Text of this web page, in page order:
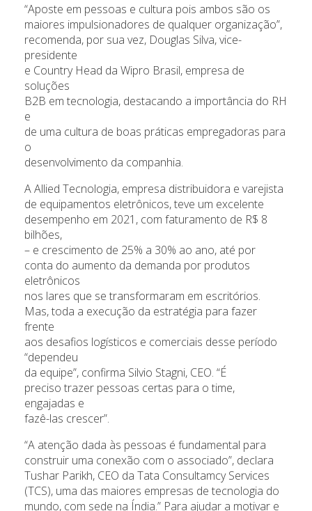
“Aposte em pessoas e cultura pois ambos são os
maiores impulsionadores de qualquer organização”,
recomenda, por sua vez, Douglas Silva, vice-
presidente
e Country Head da Wipro Brasil, empresa de
soluções
B2B em tecnologia, destacando a importância do RH
e
de uma cultura de boas práticas empregadoras para
o
desenvolvimento da companhia.
A Allied Tecnologia, empresa distribuidora e varejista
de equipamentos eletrônicos, teve um excelente
desempenho em 2021, com faturamento de R$ 8
bilhões,
– e crescimento de 25% a 30% ao ano, até por
conta do aumento da demanda por produtos
eletrônicos
nos lares que se transformaram em escritórios.
Mas, toda a execução da estratégia para fazer
frente
aos desafios logísticos e comerciais desse período
“dependeu
da equipe”, confirma Silvio Stagni, CEO. “É
preciso trazer pessoas certas para o time,
engajadas e
fazê-las crescer”.
“A atenção dada às pessoas é fundamental para
construir uma conexão com o associado”, declara
Tushar Parikh, CEO da Tata Consultamcy Services
(TCS), uma das maiores empresas de tecnologia do
mundo, com sede na Índia.” Para ajudar a motivar e